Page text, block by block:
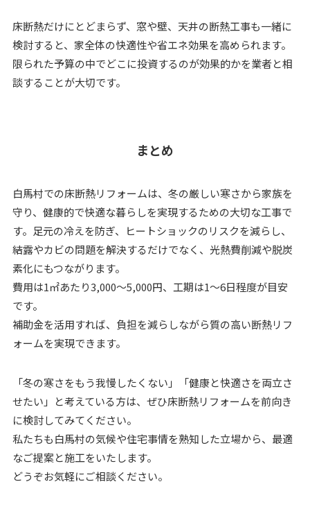
床断熱だけにとどまらず、窓や壁、天井の断熱工事も一緒に
検討すると、家全体の快適性や省エネ効果を高められます。
限られた予算の中でどこに投資するのが効果的かを業者と相
談することが大切です。
まとめ
白馬村での床断熱リフォームは、冬の厳しい寒さから家族を
守り、健康的で快適な暮らしを実現するための大切な工事で
す。足元の冷えを防ぎ、ヒートショックのリスクを減らし、
結露やカビの問題を解決するだけでなく、光熱費削減や脱炭
素化にもつながります。
費用は1㎡あたり3,000〜5,000円、工期は1〜6日程度が目安
です。
補助金を活用すれば、負担を減らしながら質の高い断熱リフ
ォームを実現できます。
「冬の寒さをもう我慢したくない」「健康と快適さを両立さ
せたい」と考えている方は、ぜひ床断熱リフォームを前向き
に検討してみてください。
私たちも白馬村の気候や住宅事情を熟知した立場から、最適
なご提案と施工をいたします。
どうぞお気軽にご相談ください。